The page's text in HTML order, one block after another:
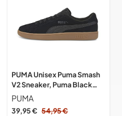
PUMA Unisex Puma Smash
V2 Sneaker, Puma Black
Puma Black, 45 EU
PUMA
39,95 € 54,95 €